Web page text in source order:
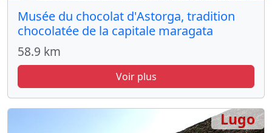
Musée du chocolat d'Astorga, tradition
chocolatée de la capitale maragata
58.9 km
Voir plus
Lugo